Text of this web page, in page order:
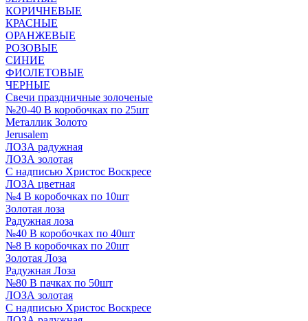
КОРИЧНЕВЫЕ
КРАСНЫЕ
ОРАНЖЕВЫЕ
РОЗОВЫЕ
СИНИЕ
ФИОЛЕТОВЫЕ
ЧЕРНЫЕ
Свечи праздничные золоченые
№20-40 В коробочках по 25шт
Металлик Золото
Jerusalem
ЛОЗА радужная
ЛОЗА золотая
С надписью Христос Воскресе
ЛОЗА цветная
№4 В коробочках по 10шт
Золотая лоза
Радужная лоза
№40 В коробочках по 40шт
№8 В коробочках по 20шт
Золотая Лоза
Радужная Лоза
№80 В пачках по 50шт
ЛОЗА золотая
С надписью Христос Воскресе